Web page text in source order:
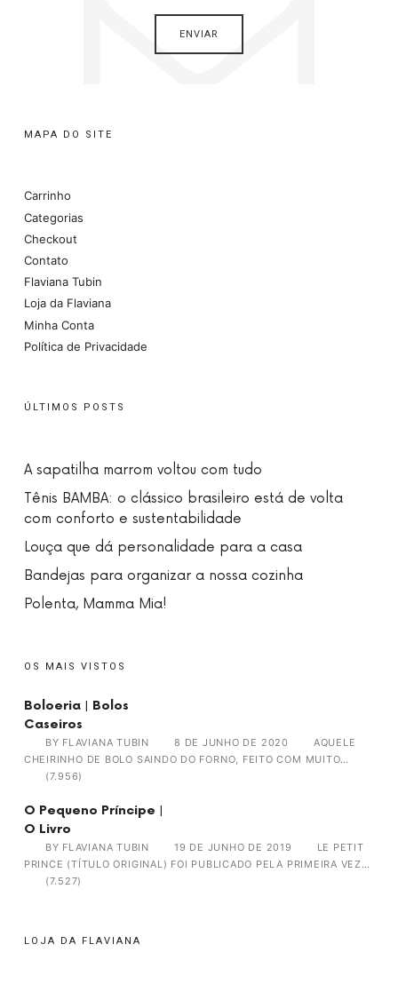
MAPA DO SITE
Carrinho
Categorias
Checkout
Contato
Flaviana Tubin
Loja da Flaviana
Minha Conta
Política de Privacidade
ÚLTIMOS POSTS
A sapatilha marrom voltou com tudo
Tênis BAMBA: o clássico brasileiro está de volta
com conforto e sustentabilidade
Louça que dá personalidade para a casa
Bandejas para organizar a nossa cozinha
Polenta, Mamma Mia!
OS MAIS VISTOS
Boloeria | Bolos
Caseiros
BY FLAVIANA TUBIN 8 DE JUNHO DE 2020
AQUELE
CHEIRINHO DE BOLO SAINDO DO FORNO, FEITO COM MUITO…
(7.956)
O Pequeno Príncipe |
O Livro
BY FLAVIANA TUBIN 19 DE JUNHO DE 2019
LE PETIT
PRINCE (TÍTULO ORIGINAL) FOI PUBLICADO PELA PRIMEIRA VEZ…
(7.527)
LOJA DA FLAVIANA